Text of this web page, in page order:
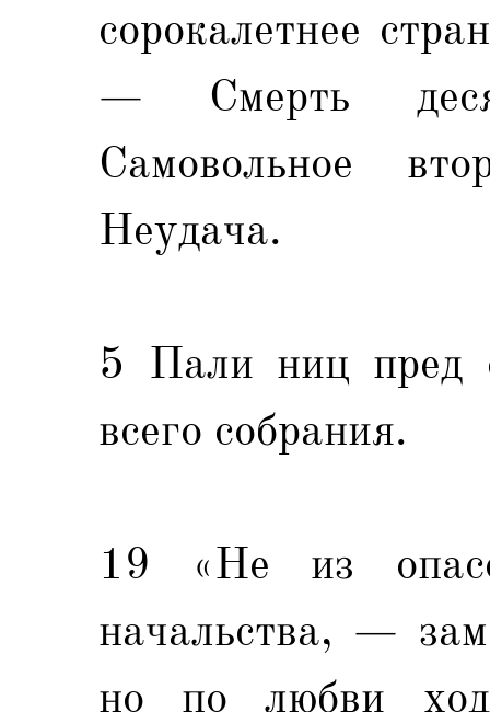
сорокалетнее
— Смерть
Самовольное
Неудача.
5 Пали ниц пред
всего собрания.
19 «Не из
начальства, —
но по любви